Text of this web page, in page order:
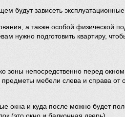
будут зависеть эксплуатационные
а также особой физической
нужно подготовить квартиру,
зоны непосредственно перед
мебели слева и справа от
окна и куда после можно будет